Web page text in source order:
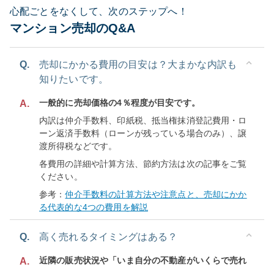
心配ごとをなくして、次のステップへ！
マンション売却のQ&A
Q.
売却にかかる費用の目安は？大まかな内訳も
知りたいです。
A.
一般的に売却価格の4％程度が目安です。
内訳は仲介手数料、印紙税、抵当権抹消登記費用・ロ
ーン返済手数料（ローンが残っている場合のみ）、譲
渡所得税などです。
各費用の詳細や計算方法、節約方法は次の記事をご覧
ください。
参考：仲介手数料の計算方法や注意点と、売却にかか
る代表的な4つの費用を解説
Q. 高く売れるタイミングはある？
A.
近隣の販売状況や「いま自分の不動産がいくらで売れ